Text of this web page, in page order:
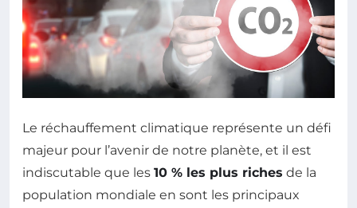
Le réchauffement climatique représente un défi
majeur pour l’avenir de notre planète, et il est
indiscutable que les 10 % les plus riches de la
population mondiale en sont les principaux